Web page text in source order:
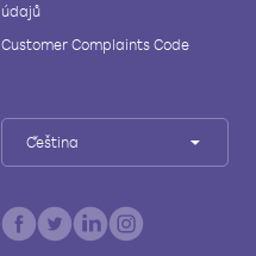
údajů
Customer Complaints Code
Čeština